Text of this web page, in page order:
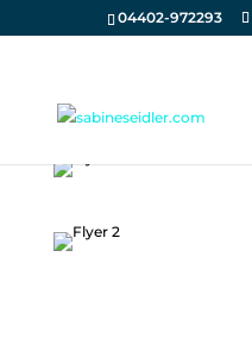
04402-972293